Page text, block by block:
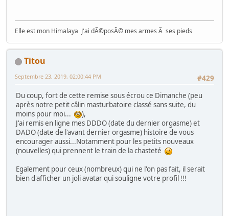
Elle est mon Himalaya J'ai dÃ©posÃ© mes armes Ã ses pieds
Titou
#429
Septembre 23, 2019, 02:00:44 PM
Du coup, fort de cette remise sous écrou ce Dimanche (peu
après notre petit câlin masturbatoire classé sans suite, du
moins pour moi...
),
J'ai remis en ligne mes DDDO (date du dernier orgasme) et
DADO (date de l'avant dernier orgasme) histoire de vous
encourager aussi...Notamment pour les petits nouveaux
(nouvelles) qui prennent le train de la chasteté
Egalement pour ceux (nombreux) qui ne l'on pas fait, il serait
bien d'afficher un joli avatar qui souligne votre profil !!!